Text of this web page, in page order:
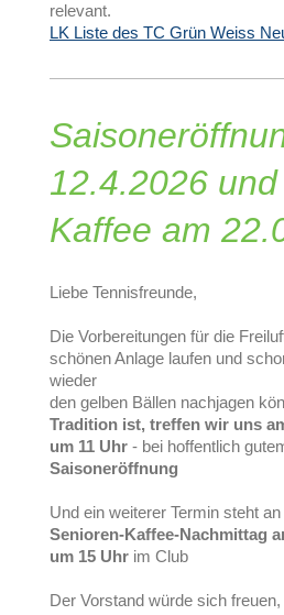
relevant.
LK Liste des TC Grün Weiss
12.4.2026
Kaffee am
Liebe Tennisfreunde,
Die Vorbereitungen für die
schönen Anlage laufen und
wieder
den gelben Bällen nachjagen
Tradition ist, treffen wir uns
um 11 Uhr - bei hoffentlich
Saisoneröffnung
Und ein weiterer Termin steht
Senioren-Kaffee-Nachmittag
um 15 Uhr im Club
Der Vorstand würde sich